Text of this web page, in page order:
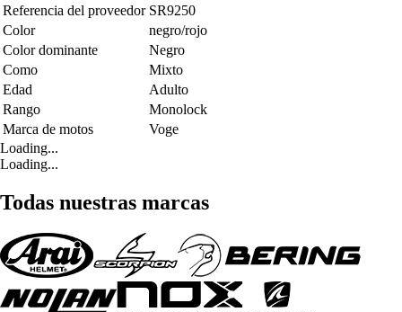
Referencia del proveedor SR9250
Color
negro/rojo
Color dominante
Negro
Como
Mixto
Edad
Adulto
Rango
Monolock
Marca de motos
Voge
Loading...
Loading...
Todas nuestras marcas